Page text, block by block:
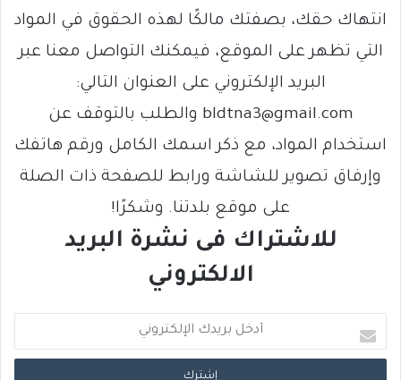
انتهاك حقك، بصفتك مالكًا لهذه الحقوق في المواد
التي تظهر على الموقع، فيمكنك التواصل معنا عبر
البريد الإلكتروني على العنوان التالي:
bldtna3@gmail.com والطلب بالتوقف عن
استخدام المواد، مع ذكر اسمك الكامل ورقم هاتفك
وإرفاق تصوير للشاشة ورابط للصفحة ذات الصلة
على موقع بلدتنا. وشكرًا!
للاشتراك فى نشرة البريد
الالكتروني
د